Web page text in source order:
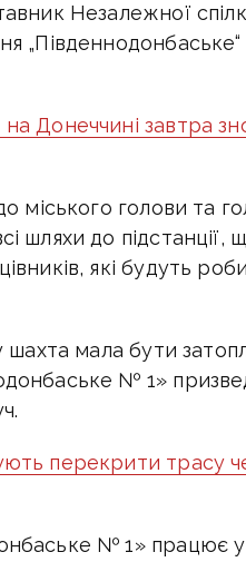
Незалежної
Донеччині завтра
міського голови та
шляхи до підстанції,
які будуть
шахта мала бути
№ 1»
перекрити трасу
№ 1» працює